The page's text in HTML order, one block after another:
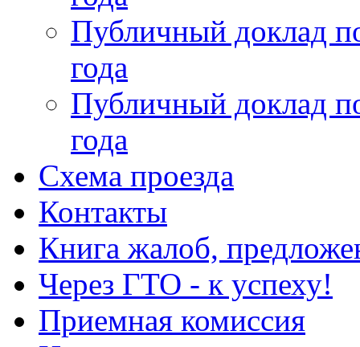
Публичный доклад
года
Публичный доклад
года
Схема проезда
Контакты
Книга жалоб,
Через ГТО - к успеху!
Приемная комиссия